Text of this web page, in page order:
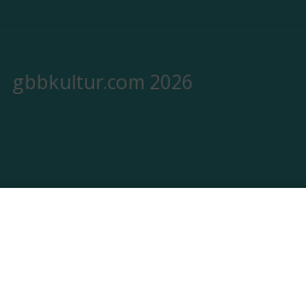
gbbkultur.com 2026